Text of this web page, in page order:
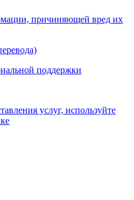
причиняющей вред их
поддержки
услуг, используйте